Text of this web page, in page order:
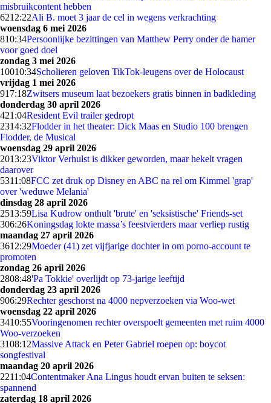
misbruikcontent hebben
6212:22Ali B. moet 3 jaar de cel in wegens verkrachting
woensdag 6 mei 2026
810:34Persoonlijke bezittingen van Matthew Perry onder de hamer
voor goed doel
zondag 3 mei 2026
10010:34Scholieren geloven TikTok-leugens over de Holocaust
vrijdag 1 mei 2026
917:18Zwitsers museum laat bezoekers gratis binnen in badkleding
donderdag 30 april 2026
421:04Resident Evil trailer gedropt
2314:32Flodder in het theater: Dick Maas en Studio 100 brengen
Flodder, de Musical
woensdag 29 april 2026
2013:23Viktor Verhulst is dikker geworden, maar hekelt vragen
daarover
5311:08FCC zet druk op Disney en ABC na rel om Kimmel 'grap'
over 'weduwe Melania'
dinsdag 28 april 2026
2513:59Lisa Kudrow onthult 'brute' en 'seksistische' Friends-set
306:26Koningsdag lokte massa’s feestvierders maar verliep rustig
maandag 27 april 2026
3612:29Moeder (41) zet vijfjarige dochter in om porno-account te
promoten
zondag 26 april 2026
2808:48'Pa Tokkie' overlijdt op 73-jarige leeftijd
donderdag 23 april 2026
906:29Rechter geschorst na 4000 nepverzoeken via Woo-wet
woensdag 22 april 2026
3410:55Vooringenomen rechter overspoelt gemeenten met ruim 4000
Woo-verzoeken
3108:12Massive Attack en Peter Gabriel roepen op: boycot
songfestival
maandag 20 april 2026
2211:04Contentmaker Ana Lingus houdt ervan buiten te seksen:
spannend
zaterdag 18 april 2026